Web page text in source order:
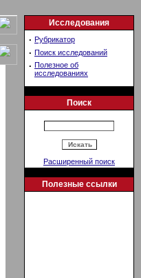
Исследования
· Рубрикатор
· Поиск исследований
· Полезное об
исследованиях
Поиск
Расширенный поиск
Полезные ссылки